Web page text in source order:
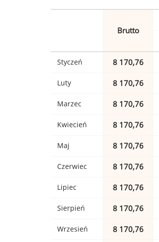
Brutto
Styczeń 8 170,76
Luty 8 170,76
Marzec 8 170,76
Kwiecień 8 170,76
Maj 8 170,76
Czerwiec 8 170,76
Lipiec 8 170,76
Sierpień 8 170,76
Wrzesień 8 170,76